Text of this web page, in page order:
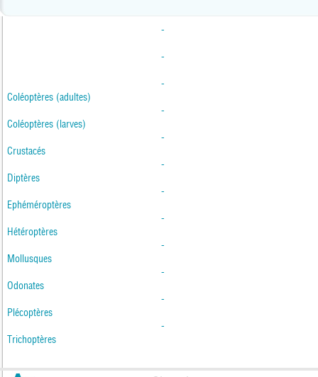
-
-
-
Coléoptères (adultes)
-
Coléoptères (larves)
-
Crustacés
-
Diptères
-
Ephéméroptères
-
Hétéroptères
-
Mollusques
-
Odonates
-
Plécoptères
-
Trichoptères